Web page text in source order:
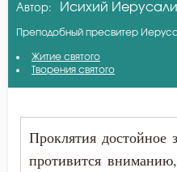
Благочестие
Бог
Борьба
Авва Исайя (Скитский)
Варсонофий
Ефрем Сирин
Иоанн Златоуст
Автор: Исихий
Преподобный пресвитер
Житие святого
Творения святого
Проклятия достойное
противится